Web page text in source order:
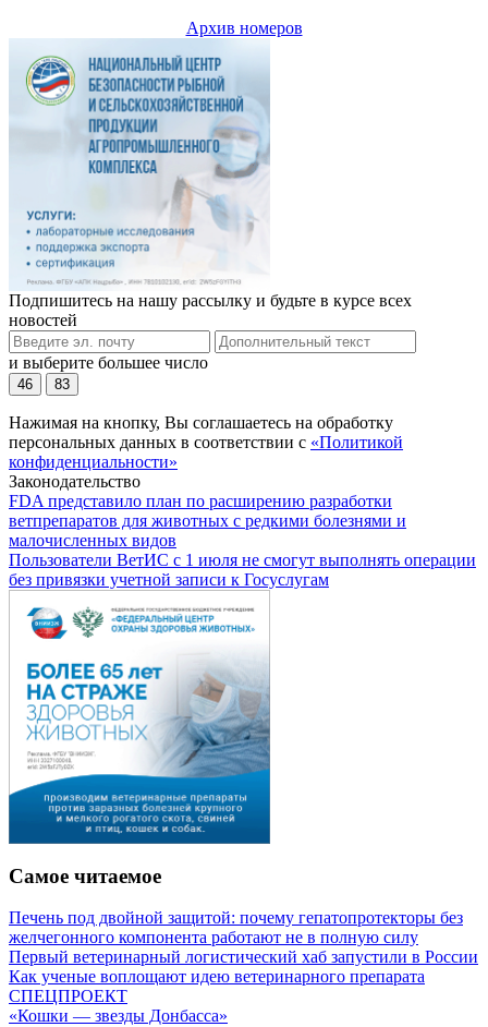
Архив номеров
Подпишитесь на нашу рассылку и будьте в курсе всех
новостей
и выберите большее число
46 83
Нажимая на кнопку, Вы соглашаетесь на обработку
персональных данных в соответствии с «Политикой
конфиденциальности»
Законодательство
FDA представило план по расширению разработки
ветпрепаратов для животных с редкими болезнями и
малочисленных видов
Пользователи ВетИС с 1 июля не смогут выполнять операции
без привязки учетной записи к Госуслугам
Самое читаемое
Печень под двойной защитой: почему гепатопротекторы без
желчегонного компонента работают не в полную силу
Первый ветеринарный логистический хаб запустили в России
Как ученые воплощают идею ветеринарного препарата
СПЕЦПРОЕКТ
«Кошки — звезды Донбасса»